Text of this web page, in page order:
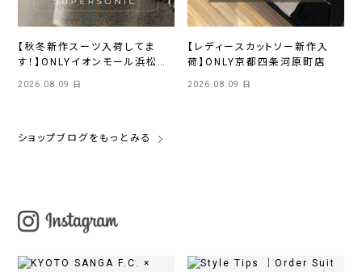
【秋冬新作スーツ入荷してま
す！】ONLYイオンモール浜松市
2026.08.09 日
【レディースカットソー新作入
荷】ONLY京都四条河原町店
2026.08.09 日
ショップブログをもっとみる